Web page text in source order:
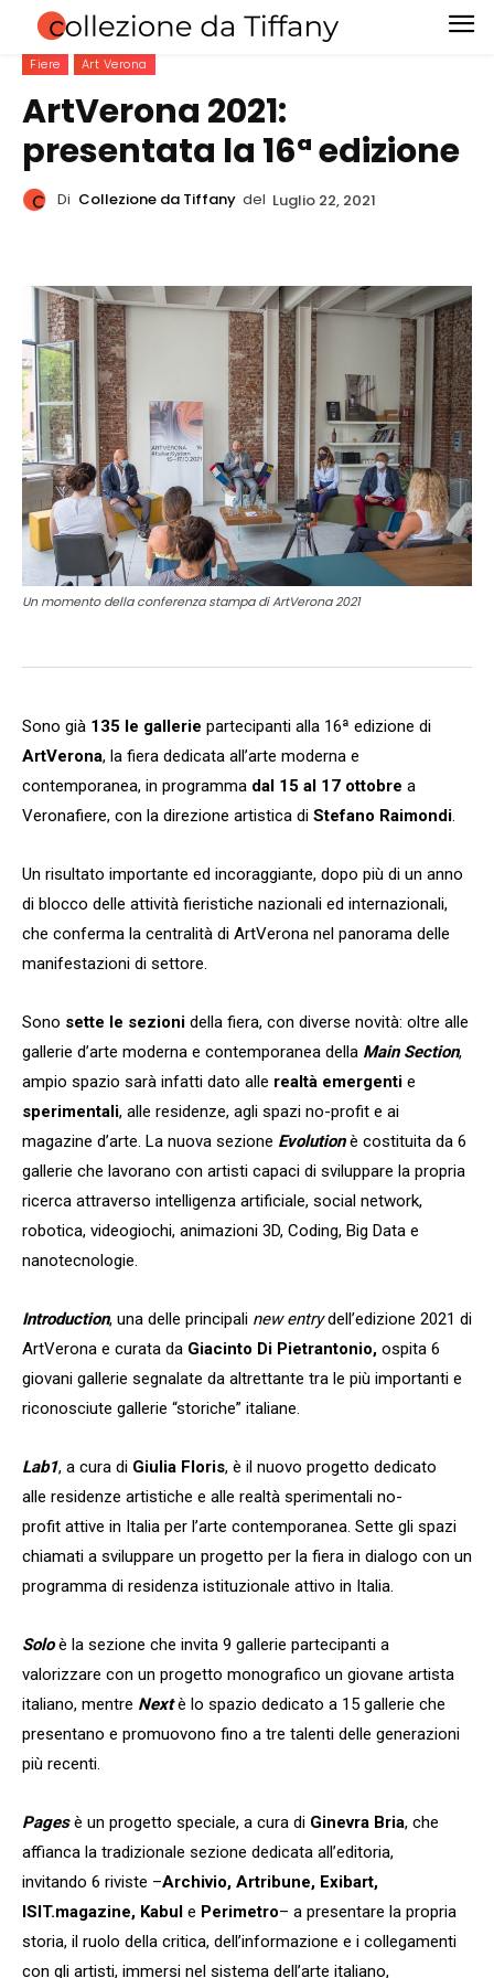
Fiere Art Verona
ArtVerona 2021:
presentata la 16ª edizione
Di Collezione da Tiffany del Luglio 22, 2021
Un momento della conferenza stampa di ArtVerona 2021
Sono già 135 le gallerie partecipanti alla 16ª edizione di
ArtVerona, la fiera dedicata all’arte moderna e
contemporanea, in programma dal 15 al 17 ottobre a
Veronafiere, con la direzione artistica di Stefano Raimondi
Un risultato importante ed incoraggiante, dopo più di un anno
di blocco delle attività fieristiche nazionali ed internazionali,
che conferma la centralità di ArtVerona nel panorama delle
manifestazioni di settore.
Sono sette le sezioni della fiera, con diverse novità: oltre alle
gallerie d’arte moderna e contemporanea della Main Section,
ampio spazio sarà infatti dato alle realtà emergenti e
sperimentali, alle residenze, agli spazi no-profit e ai
magazine d’arte. La nuova sezione Evolutionè costituita da 6
gallerie che lavorano con artisti capaci di sviluppare la propria
ricerca attraverso intelligenza artificiale, social network,
robotica, videogiochi, animazioni 3D, Coding, Big Data e
nanotecnologie.
Introduction, una delle principali new entrydell’edizione 2021 di
ArtVerona e curata da Giacinto Di Pietrantonio, ospita 6
giovani gallerie segnalate da altrettante tra le più importanti e
riconosciute gallerie “storiche” italiane.
Lab1, a cura di Giulia Floris, è il nuovo progetto dedicato
alle residenze artistiche e alle realtà sperimentali no-
profit attive in Italia per l’arte contemporanea. Sette gli spazi
chiamati a sviluppare un progetto per la fiera in dialogo con un
programma di residenza istituzionale attivo in Italia.
Soloè la sezione che invita 9 gallerie partecipanti a
valorizzare con un progetto monografico un giovane artista
italiano, mentre Nextè lo spazio dedicato a 15 gallerie che
presentano e promuovono fino a tre talenti delle generazioni
più recenti.
Pagesè un progetto speciale, a cura di Ginevra Bria, che
affianca la tradizionale sezione dedicata all’editoria,
invitando 6 riviste –Archivio, Artribune, Exibart,
ISIT.magazine, Kabul e Perimetro– a presentare la propria
storia, il ruolo della critica, dell’informazione e i collegamenti
con gli artisti, immersi nel sistema dell’arte italiano,